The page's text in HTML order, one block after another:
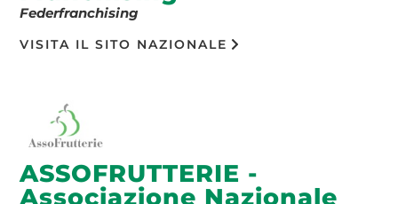
Federfranchising
VISITA IL SITO NAZIONALE
ASSOFRUTTERIE -
Associazione Nazionale